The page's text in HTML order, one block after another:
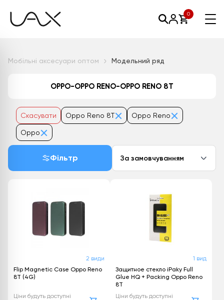
0
Мобільні аксесуари оптом Модельний ряд
OPPO-OPPO RENO-OPPO RENO 8T
Скасувати Oppo Reno 8T Oppo Reno
Oppo
Фільтр За замовчуванням
2 види
Flip Magnetic Case Oppo Reno
8T (4G)
Ціни будуть доступні
1 вид
Защитное стекло iPaky Full
Glue HQ + Packing Oppo Reno
8T
Ціни будуть доступні